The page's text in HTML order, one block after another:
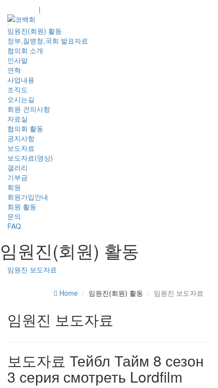
임원진(회원) 활동
정부,질병청,국회 발표자료
협의회 소개
인사말
연혁
사업내용
조직도
오시는길
회원 건의사항
자료실
협의회 활동
공지사항
보도자료
보도자료(영상)
갤러리
기부금
회원
회원가입안내
회원 활동
문의
FAQ
임원진(회원) 활동
임원진 보도자료
Home 임원진(회원) 활동 임원진 보도자료
임원진 보도자료
보도자료 Тейбл Тайм 8 сезон
3 серия смотреть Lordfilm